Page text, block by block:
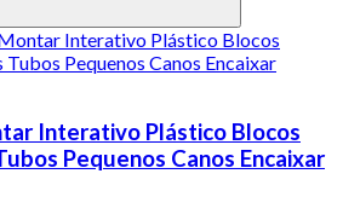
Interativo Plástico Blocos
Pequenos Canos Encaixar